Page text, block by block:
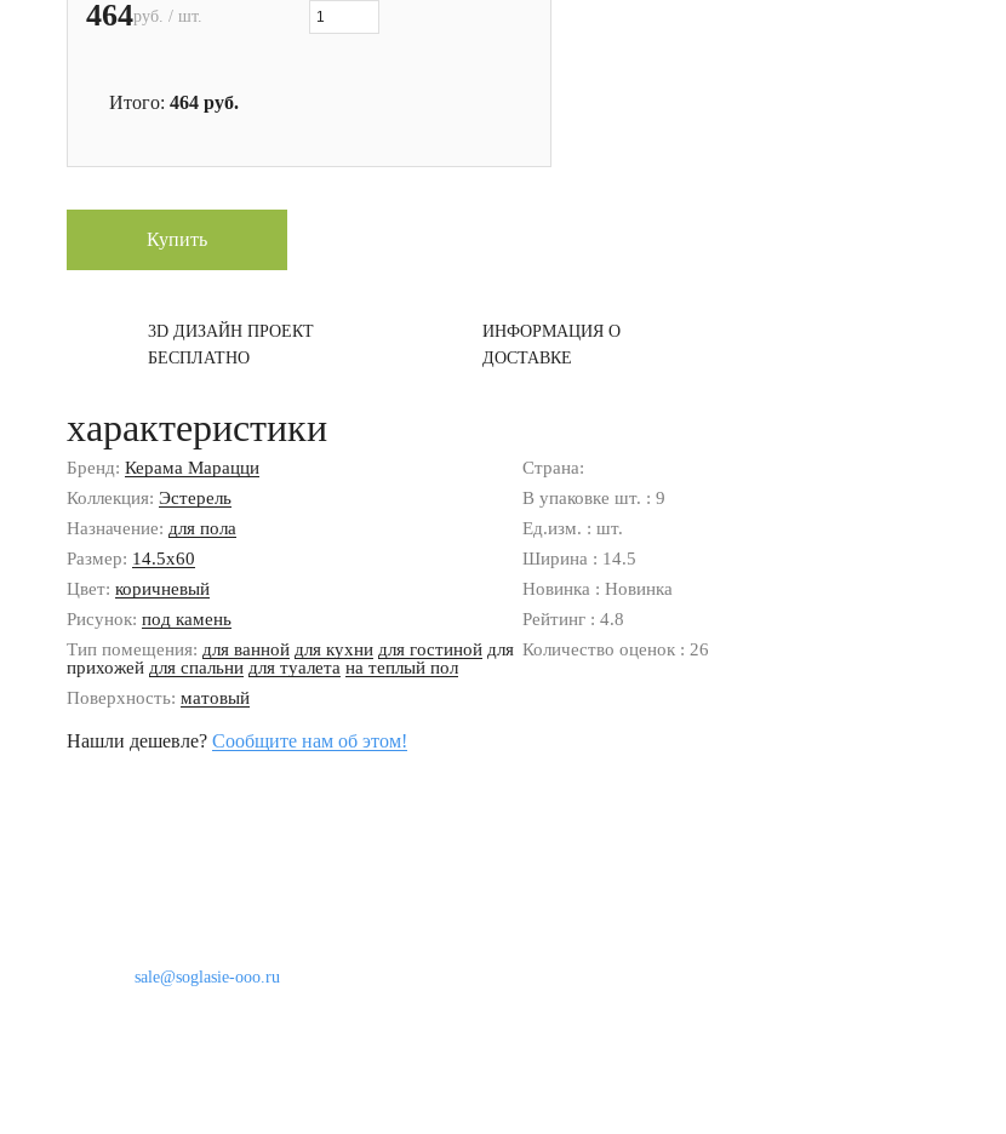
464руб. / шт.
Итого: 464 руб.
Купить
3D ДИЗАЙН ПРОЕКТ
БЕСПЛАТНО
ИНФОРМАЦИЯ О
ДОСТАВКЕ
характеристики
Бренд: Керама Марацци
Коллекция: Эстерель
Назначение: для пола
Размер: 14.5x60
Цвет: коричневый
Рисунок: под камень
Тип помещения: для ванной для кухни для гостиной для
прихожей для спальни для туалета на теплый пол
Поверхность: матовый
Страна:
В упаковке шт. : 9
Ед.изм. : шт.
Ширина : 14.5
Новинка : Новинка
Рейтинг : 4.8
Количество оценок : 26
Нашли дешевле? Сообщите нам об этом!
sale@soglasie-ooo.ru